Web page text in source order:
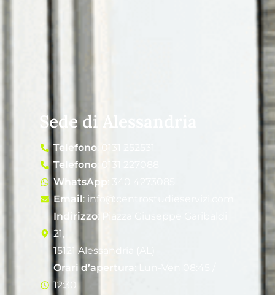
Sede di Alessandria
Telefono: 0131 252531
Telefono: 0131 227088
WhatsApp
Email: info@centrostudieservizi.com
Indirizzo: Piazza Giuseppe Garibaldi
21,
15121 Alessandria (AL)
Orari d’apertura
12:30